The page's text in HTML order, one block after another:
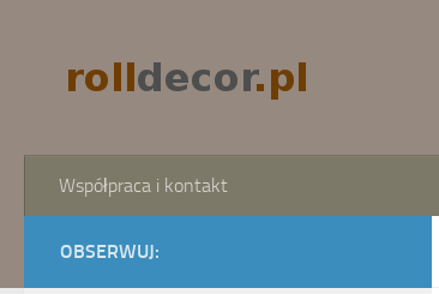
Współpraca i kontakt
OBSERWUJ: